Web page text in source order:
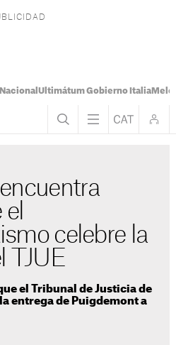
Ultimátum Gobierno Italia
celebre la
TJUE
el Tribunal de Justicia de
entrega de Puigdemont a